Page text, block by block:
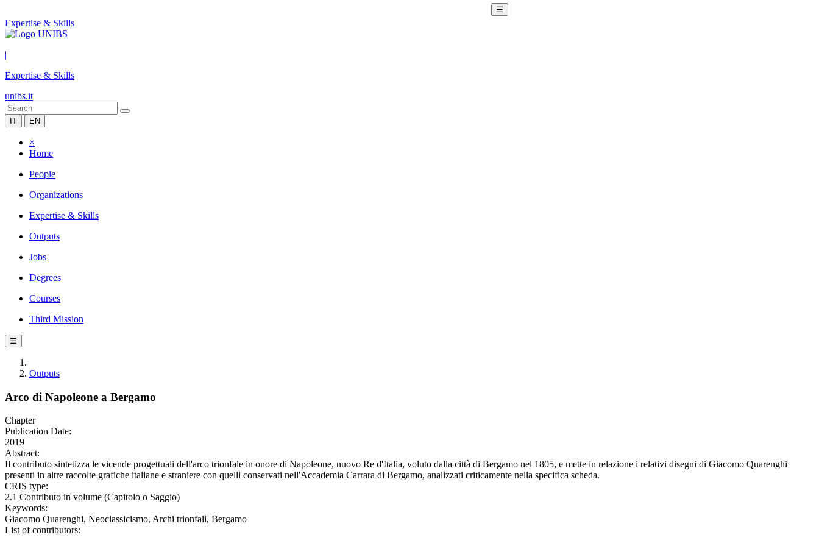
☰
Expertise & Skills
|
Expertise & Skills
unibs.it
IT EN
×
Home
People
Organizations
Expertise & Skills
Outputs
Jobs
Degrees
Courses
Third Mission
☰
Outputs
Arco di Napoleone a Bergamo
Chapter
Publication Date:
2019
Abstract:
Il contributo sintetizza le vicende progettuali dell'arco trionfale in onore di Napoleone, nuovo Re d'Italia, voluto dalla città di Bergamo nel 1805, e mette in relazione i relativi disegni di Giacomo Quarenghi
presenti in altre raccolte grafiche italiane e straniere con quelli conservati nell'Accademia Carrara di Bergamo, analizzati criticamente nella specifica scheda.
CRIS type:
2.1 Contributo in volume (Capitolo o Saggio)
Keywords:
Giacomo Quarenghi, Neoclassicismo, Archi trionfali, Bergamo
List of contributors: